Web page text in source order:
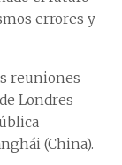
errores y
reuniones
Londres
(China).